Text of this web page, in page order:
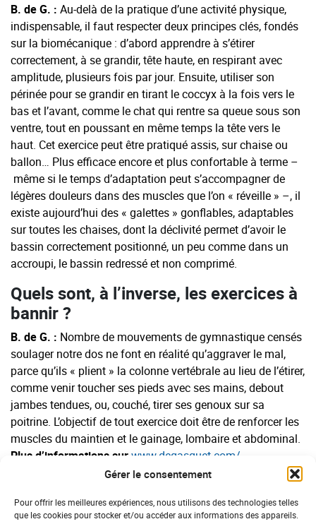
Gérer le consentement
Pour offrir les meilleures expériences, nous utilisons des technologies telles
que les cookies pour stocker et/ou accéder aux informations des appareils.
B. de G. : Au-delà de la pratique d’une activité physique,
indispensable, il faut respecter deux principes clés, fondés
sur la biomécanique : d’abord apprendre à s’étirer
correctement, à se grandir, tête haute, en respirant avec
amplitude, plusieurs fois par jour. Ensuite, utiliser son
périnée pour se grandir en tirant le coccyx à la fois vers le
bas et l’avant, comme le chat qui rentre sa queue sous son
ventre, tout en poussant en même temps la tête vers le
haut. Cet exercice peut être pratiqué assis, sur chaise ou
ballon… Plus efficace encore et plus confortable à terme –
même si le temps d’adaptation peut s’accompagner de
légères douleurs dans des muscles que l’on « réveille » –, il
existe aujourd’hui des « galettes » gonflables, adaptables
sur toutes les chaises, dont la déclivité permet d’avoir le
bassin correctement positionné, un peu comme dans un
accroupi, le bassin redressé et non comprimé.
Quels sont, à l’inverse, les exercices à
bannir ?
B. de G. : Nombre de mouvements de gymnastique censés
soulager notre dos ne font en réalité qu’aggraver le mal,
parce qu’ils « plient » la colonne vertébrale au lieu de l’étirer,
comme venir toucher ses pieds avec ses mains, debout
jambes tendues, ou, couché, tirer ses genoux sur sa
poitrine. L’objectif de tout exercice doit être de renforcer les
muscles du maintien et le gainage, lombaire et abdominal.
Plus d’informations surwww.degasquet.com/
26/05/2017